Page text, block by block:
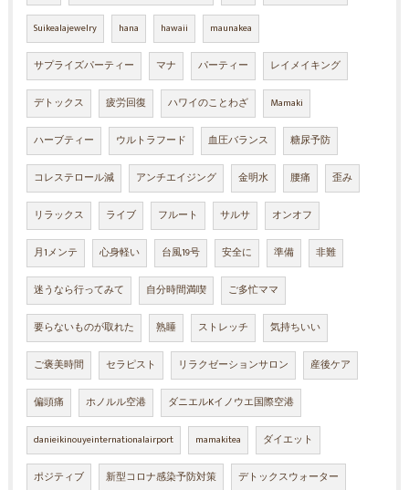
Suikealajewelry hana hawaii maunakea
サプライズパーティー マナ パーティー レイメイキング
デトックス 疲労回復 ハワイのことわざ Mamaki
ハーブティー ウルトラフード 血圧バランス 糖尿予防
コレステロール減 アンチエイジング 金明水 腰痛 歪み
リラックス ライブ フルート サルサ オンオフ
月1メンテ 心身軽い 台風19号 安全に 準備 非難
迷うなら行ってみて 自分時間満喫 ご多忙ママ
要らないものが取れた 熟睡 ストレッチ 気持ちいい
ご褒美時間 セラピスト リラクゼーションサロン 産後ケア
偏頭痛 ホノルル空港 ダニエルKイノウエ国際空港
danieikinouyeinternationalairport mamakitea ダイエット
ポジティブ 新型コロナ感染予防対策 デトックスウォーター